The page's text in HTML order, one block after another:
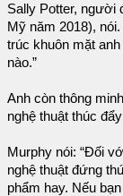
Sally Potter, người
Mỹ năm 2018),
trúc khuôn mặt
nào.”
Anh còn thông
nghệ thuật thúc
Murphy nói: “Đối
nghệ thuật đứng
phẩm hay. Nếu